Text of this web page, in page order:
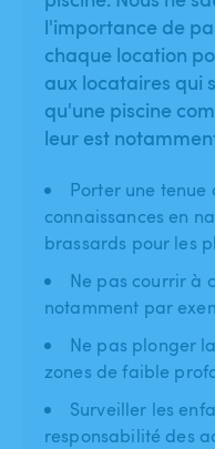
l'importance de
chaque location
aux locataires qui
qu'une piscine
leur est
Porter une
connaissances en
brassards pour les
Ne pas courrir à
notamment par
Ne pas plonger
zones de faible
Surveiller les
responsabilité des